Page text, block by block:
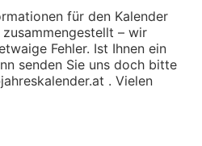
für den Kalender
– wir
Fehler. Ist Ihnen ein
senden Sie uns doch bitte
. Vielen